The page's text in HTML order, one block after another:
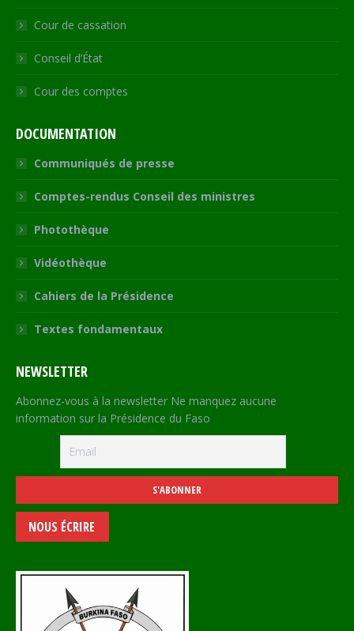
Cour de cassation
Conseil d’État
Cour des comptes
DOCUMENTATION
Communiqués de presse
Comptes-rendus Conseil des ministres
Photothèque
Vidéothèque
Cahiers de la Présidence
Textes fondamentaux
NEWSLETTER
Abonnez-vous à la newsletter Ne manquez aucune
information sur la Présidence du Faso
NOUS ÉCRIRE